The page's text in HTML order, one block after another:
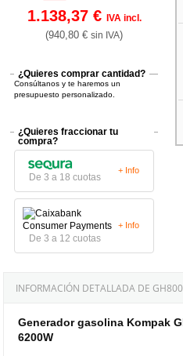
1.138,37 € IVA incl.
(940,80 €sin IVA)
¿Quieres comprar cantidad?
Consúltanos y te haremos un
presupuesto personalizado.
¿Quieres fraccionar tu
compra?
De 3 a 18 cuotas
+ Info
De 3 a 12 cuotas
+ Info
INFORMACIÓN DETALLADA DE
Generador gasolina Kompak
6200W